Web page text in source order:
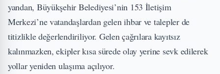
yandan, Büyükşehir Belediyesi’nin 153 İletişim
Merkezi’ne vatandaşlardan gelen ihbar ve talepler de
titizlikle değerlendiriliyor. Gelen çağrılara kayıtsız
kalınmazken, ekipler kısa sürede olay yerine sevk edilerek
yollar yeniden ulaşıma açılıyor.